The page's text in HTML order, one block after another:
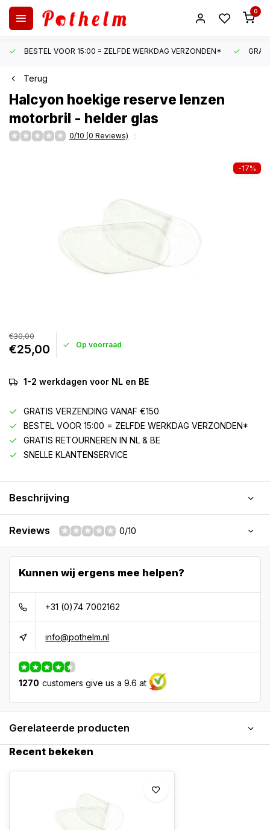
0
BESTEL VOOR 15:00 = ZELFDE WERKDAG VERZONDEN*
Terug
Halcyon hoekige reserve lenzen
motorbril - helder glas
0/10 (0 Reviews)
-17%
€30,00
€25,00 Op voorraad
1-2 werkdagen voor NL en BE
GRATIS VERZENDING VANAF €150
BESTEL VOOR 15:00 = ZELFDE WERKDAG VERZONDEN*
GRATIS RETOURNEREN IN NL & BE
SNELLE KLANTENSERVICE
Beschrijving
Reviews 0/10
Kunnen wij ergens mee helpen?
+31 (0)74 7002162
info@pothelm.nl
1270 customers give us a 9.6 at
Gerelateerde producten
Recent bekeken